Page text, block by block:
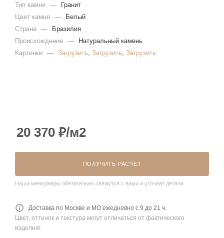
Тип камня —
Гранит
Цвет камня
—
Белый
Страна —
Бразилия
Происхождение —
Натуральный камень
Картинки — Загрузить Загрузить Загрузить
20 370 ₽/м2
ПОЛУЧИТЬ РАСЧЕТ
Наши менеджеры обязательно свяжутся с вами и уточнят детали
Доставка по Москве и МО ежедневно с 9 до 21 ч.
Цвет, оттенок и текстура могут отличаться от фактического
изделия!